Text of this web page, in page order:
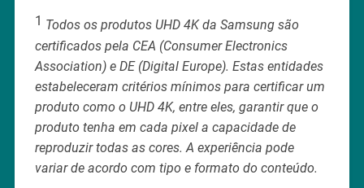
1 Todos os produtos UHD 4K da Samsung são
certificados pela CEA (Consumer Electronics
Association) e DE (Digital Europe). Estas entidades
estabeleceram critérios mínimos para certificar um
produto como o UHD 4K, entre eles, garantir que o
produto tenha em cada pixel a capacidade de
reproduzir todas as cores. A experiência pode
variar de acordo com tipo e formato do conteúdo.